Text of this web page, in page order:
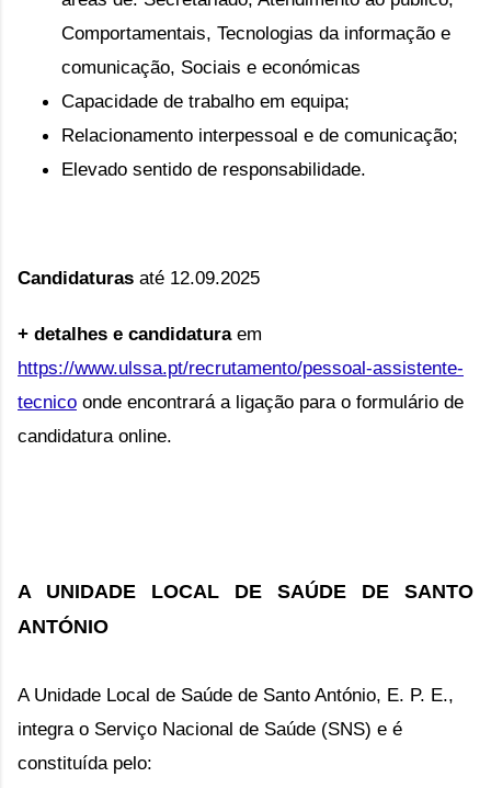
Comportamentais, Tecnologias da informação e
comunicação, Sociais e económicas
Capacidade de trabalho em equipa;
Relacionamento interpessoal e de comunicação;
Elevado sentido de responsabilidade.
Candidaturas até 12.09.2025
+ detalhes e candidatura
https://www.ulssa.pt/recrutamento/pessoal-assistente-
tecnico onde encontrará a ligação para o formulário de
candidatura online.
A UNIDADE LOCAL DE SAÚDE DE SANTO
ANTÓNIO
A Unidade Local de Saúde de Santo António, E. P. E.,
integra o Serviço Nacional de Saúde (SNS) e é
constituída pelo: